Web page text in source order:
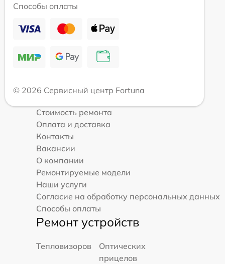
Способы оплаты
© 2026 Сервисный центр Fortuna
Стоимость ремонта
Оплата и доставка
Контакты
Вакансии
О компании
Ремонтируемые модели
Наши услуги
Согласие на обработку персональных данных
Способы оплаты
Ремонт устройств
Тепловизоров
Оптических
прицелов